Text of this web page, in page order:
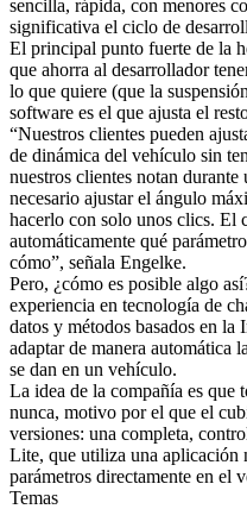
sencilla, rápida, con menores
significativa el ciclo de
El principal punto fuerte de la
que ahorra al desarrollador
lo que quiere (que la
software es el que ajusta el
“Nuestros clientes pueden
de dinámica del vehículo sin
nuestros clientes notan
necesario ajustar el ángulo
hacerlo con solo unos clics. El
automáticamente qué
cómo”, señala Engelke.
Pero, ¿cómo es posible algo
experiencia en tecnología de
datos y métodos basados en
adaptar de manera automática
se dan en un vehículo.
La idea de la compañía es que
nunca, motivo por el que el
versiones: una completa,
Lite, que utiliza una aplicación
parámetros directamente en el
Temas